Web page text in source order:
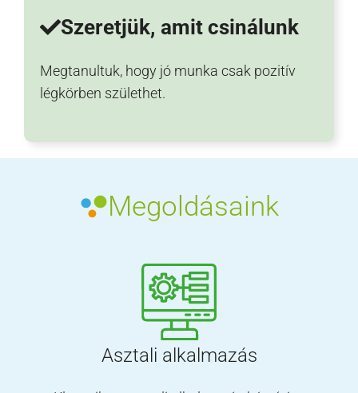
Szeretjük, amit csinálunk
Megtanultuk, hogy jó munka csak pozitív
légkörben születhet.
Megoldásaink
Asztali alkalmazás